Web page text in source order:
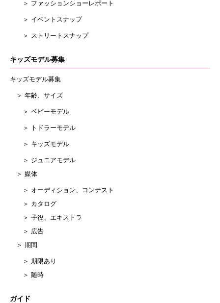
＞ ファッションショーレポート
＞ イベントスナップ
＞ ストリートスナップ
キッズモデル募集
キッズモデル募集
＞ 年齢、サイズ
＞ ベビーモデル
＞ トドラーモデル
＞ キッズモデル
＞ ジュニアモデル
＞ 媒体
＞ オーディション、コンテスト
＞ カタログ
＞ 子役、エキストラ
＞ 広告
＞ 期間
＞ 期限あり
＞ 随時
ガイド